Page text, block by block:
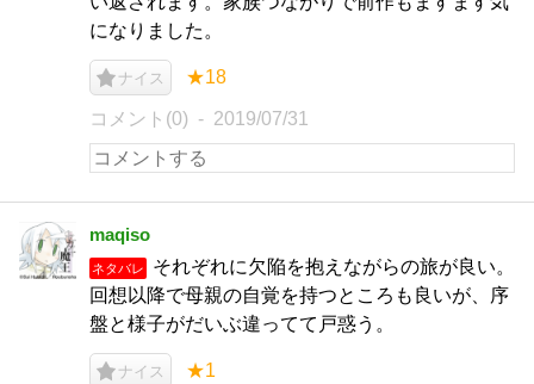
になりました。
ナイス ★18
コメント(0) 2019/07/31
maqiso
ネタバレ
それぞれに欠陥を抱えながらの旅が良い。
回想以降で母親の自覚を持つところも良いが、序
盤と様子がだいぶ違ってて戸惑う。
ナイス ★1